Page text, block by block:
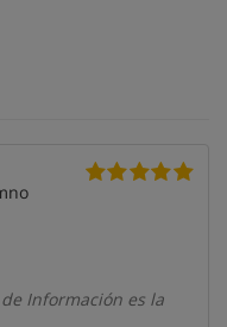
Información es la